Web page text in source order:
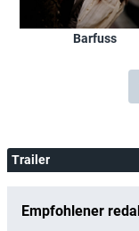
Barfuss
Trailer